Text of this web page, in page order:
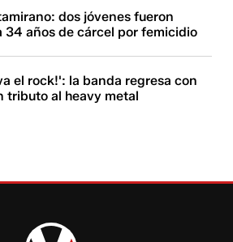
dos jóvenes fueron
34 años de cárcel por femicidio
el rock!': la banda regresa con
tributo al heavy metal